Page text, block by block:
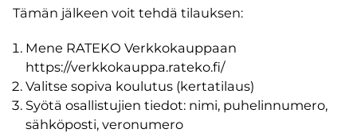
Tämän jälkeen voit tehdä tilauksen:
Mene RATEKO Verkkokauppaan
https://verkkokauppa.rateko.fi/
Valitse sopiva koulutus (kertatilaus)
Syötä osallistujien tiedot: nimi, puhelinnumero,
sähköposti, veronumero